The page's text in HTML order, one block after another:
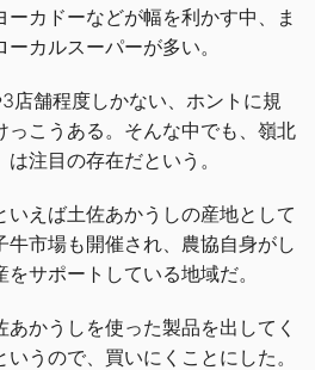
カドーなどが幅を利かす中、ま
カルスーパーが多い。
店舗程度しかない、ホントに規
っこうある。そんな中でも、嶺北
注目の存在だという。
えば土佐あかうしの産地として
牛市場も開催され、農協自身がし
サポートしている地域だ。
あかうしを使った製品を出してく
うので、買いにくことにした。